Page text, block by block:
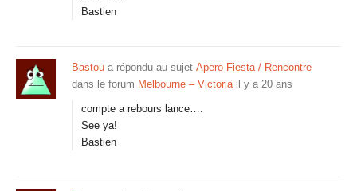
Bastien
Bastou a répondu au sujet Apero Fiesta / Rencontre
dans le forum Melbourne – Victoria il y a 20 ans
compte a rebours lance….
See ya!
Bastien